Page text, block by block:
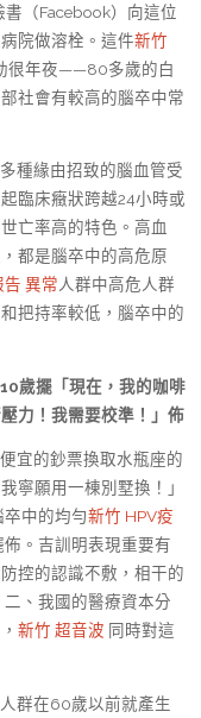
（Facebook）向這位
院做溶栓。這件新竹
很年夜——80多歲的白
社會有較高的腦卒中常
種緣由招致的腦血管受
臨床癥狀跨越24小時或
亡率高的特色。高血
都是腦卒中的高危原
異常人群中高危人群
把持率較低，腦卒中的
歲擺「現在，我的咖啡
力！我需要校準！」佈
宜的鈔票換取水瓶座的
寧願用一棟別墅換！」
中的均勻新竹 HPV疫
。吉訓明表現重要有
控的認識不敷，相干的
、我國的醫療資本分
新竹 超音波 同時對這
群在60歲以前就產生